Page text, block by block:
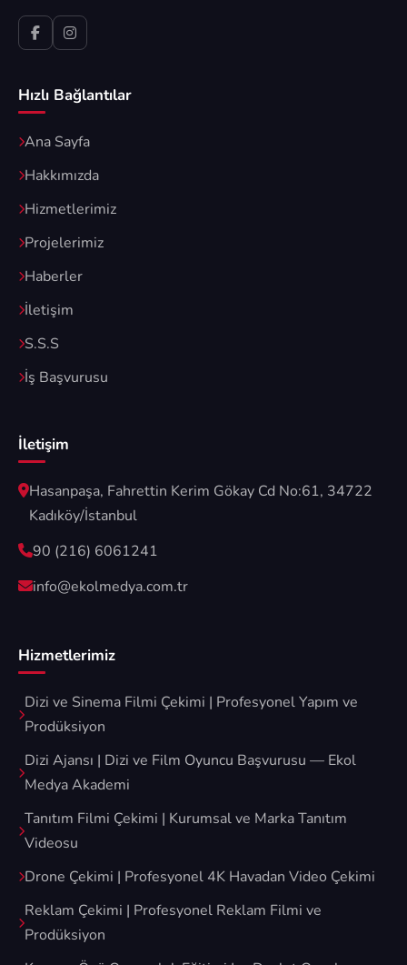
Hızlı Bağlantılar
Ana Sayfa
Hakkımızda
Hizmetlerimiz
Projelerimiz
Haberler
İletişim
S.S.S
İş Başvurusu
İletişim
Hasanpaşa, Fahrettin Kerim Gökay Cd No:61, 34722
Kadıköy/İstanbul
90 (216) 6061241
info@ekolmedya.com.tr
Hizmetlerimiz
Dizi ve Sinema Filmi Çekimi | Profesyonel Yapım ve
Prodüksiyon
Dizi Ajansı | Dizi ve Film Oyuncu Başvurusu — Ekol
Medya Akademi
Tanıtım Filmi Çekimi | Kurumsal ve Marka Tanıtım
Videosu
Drone Çekimi | Profesyonel 4K Havadan Video Çekimi
Reklam Çekimi | Profesyonel Reklam Filmi ve
Prodüksiyon